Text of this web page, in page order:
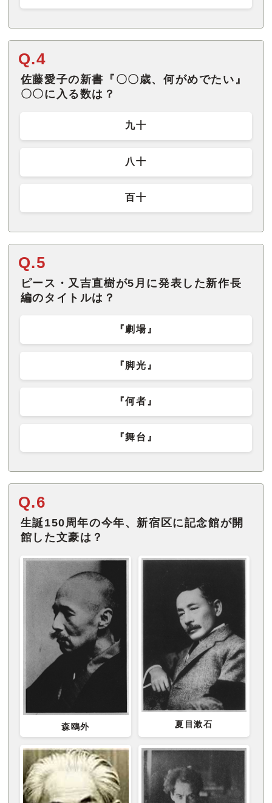
Q.4
佐藤愛子の新書『〇〇歳、何がめでたい』
〇〇に入る数は？
九十
八十
百十
Q.5
ピース・又吉直樹が5月に発表した新作長
編のタイトルは？
『劇場』
『脚光』
『何者』
『舞台』
Q.6
生誕150周年の今年、新宿区に記念館が開
館した文豪は？
森鴎外 夏目漱石